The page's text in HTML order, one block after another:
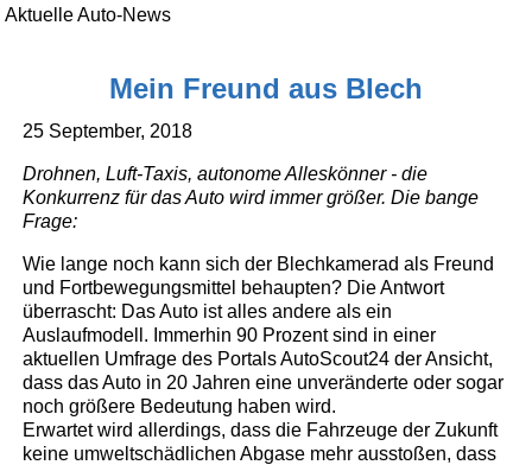
Aktuelle Auto-News
Mein Freund aus Blech
25 September, 2018
Drohnen, Luft-Taxis, autonome Alleskönner - die
Konkurrenz für das Auto wird immer größer. Die bange
Frage:
Wie lange noch kann sich der Blechkamerad als Freund
und Fortbewegungsmittel behaupten? Die Antwort
überrascht: Das Auto ist alles andere als ein
Auslaufmodell. Immerhin 90 Prozent sind in einer
aktuellen Umfrage des Portals AutoScout24 der Ansicht,
dass das Auto in 20 Jahren eine unveränderte oder sogar
noch größere Bedeutung haben wird.
Erwartet wird allerdings, dass die Fahrzeuge der Zukunft
keine umweltschädlichen Abgase mehr ausstoßen, dass